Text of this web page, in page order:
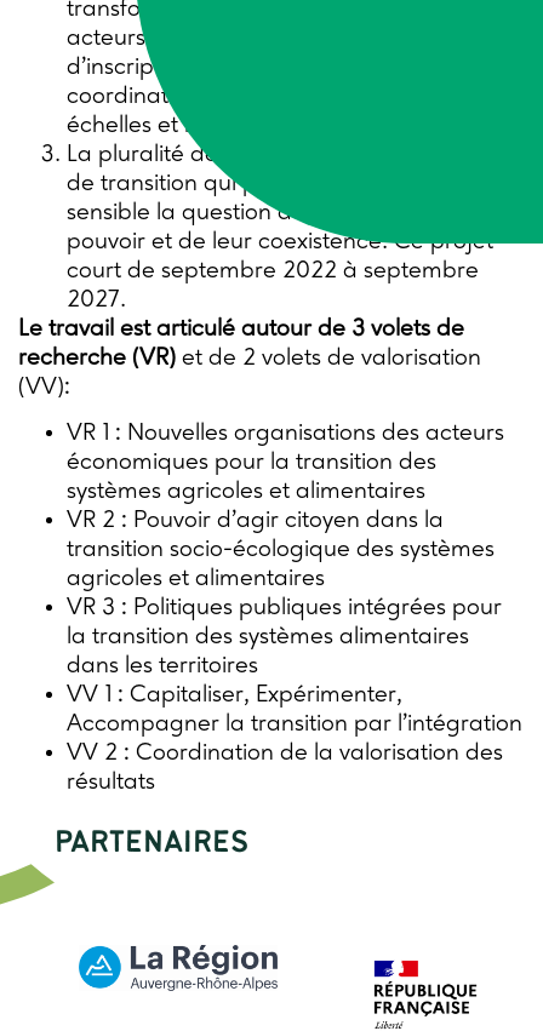
transformations, incluant la pluralité des
acteurs, des échelles de leurs espaces
d’inscription, et de leurs interactions ou
coordinations potentiellement multi-
échelles et multisectorielles ;
La pluralité des visions et des trajectoires
de transition qui posent de manière
sensible la question de leurs relations de
pouvoir et de leur coexistence. Ce projet
court de septembre 2022 à septembre
2027.
Le travail est articulé autour de 3 volets de
recherche (VR) et de 2 volets de valorisation
(VV):
VR 1 : Nouvelles organisations des acteurs
économiques pour la transition des
systèmes agricoles et alimentaires
VR 2 : Pouvoir d’agir citoyen dans la
transition socio-écologique des systèmes
agricoles et alimentaires
VR 3 : Politiques publiques intégrées pour
la transition des systèmes alimentaires
dans les territoires
VV 1 : Capitaliser, Expérimenter,
Accompagner la transition par l’intégration
VV 2 : Coordination de la valorisation des
résultats
PARTENAIRES